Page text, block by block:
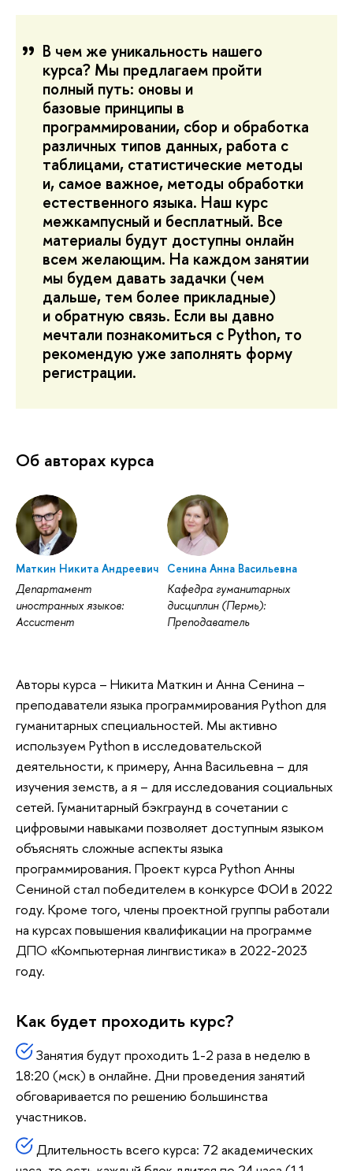
В чем же уникальность нашего
курса? Мы предлагаем пройти
полный путь: оновы и
базовые принципы в
программировании, сбор и обработка
различных типов данных, работа с
таблицами, статистические методы
и, самое важное, методы обработки
естественного языка. Наш курс
межкампусный и бесплатный. Все
материалы будут доступны онлайн
всем желающим. На каждом занятии
мы будем давать задачки (чем
дальше, тем более прикладные)
и обратную связь. Если вы давно
мечтали познакомиться с Python, то
рекомендую уже заполнять форму
регистрации.
Об авторах курса
Маткин Никита Андреевич
Департамент
иностранных языков:
Ассистент
Сенина Анна Васильевна
Кафедра гуманитарных
дисциплин (Пермь):
Преподаватель
Авторы курса – Никита Маткин и Анна Сенина –
преподаватели языка программирования Python для
гуманитарных специальностей. Мы активно
используем Python в исследовательской
деятельности, к примеру, Анна Васильевна – для
изучения земств, а я – для исследования социальных
сетей. Гуманитарный бэкграунд в сочетании с
цифровыми навыками позволяет доступным языком
объяснять сложные аспекты языка
программирования. Проект курса Python Анны
Сениной стал победителем в конкурсе ФОИ в 2022
году. Кроме того, члены проектной группы работали
на курсах повышения квалификации на программе
ДПО «Компьютерная лингвистика» в 2022-2023
году.
Как будет проходить курс?
Занятия будут проходить 1-2 раза в неделю в
18:20 (мск) в онлайне. Дни проведения занятий
обговаривается по решению большинства
участников.
Длительность всего курса: 72 академических